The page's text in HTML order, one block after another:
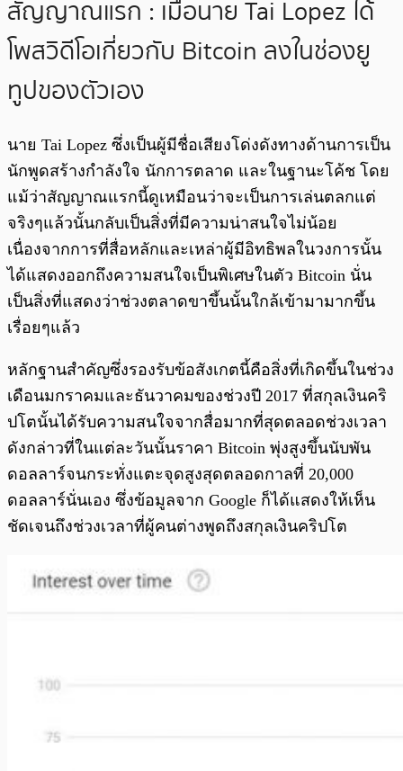
สัญญาณแรก : เมื่อนาย Tai Lopez ได้
โพสวิดีโอเกี่ยวกับ Bitcoin ลงในช่องยู
ทูปของตัวเอง
นาย Tai Lopez ซึ่งเป็นผู้มีชื่อเสียงโด่งดังทางด้านการเป็น
นักพูดสร้างกำลังใจ นักการตลาด และในฐานะโค้ช โดย
แม้ว่าสัญญาณแรกนี้ดูเหมือนว่าจะเป็นการเล่นตลกแต่
จริงๆแล้วนั้นกลับเป็นสิ่งที่มีความน่าสนใจไม่น้อย
เนื่องจากการที่สื่อหลักและเหล่าผู้มีอิทธิพลในวงการนั้น
ได้แสดงออกถึงความสนใจเป็นพิเศษในตัว Bitcoin นั่น
เป็นสิ่งที่แสดงว่าช่วงตลาดขาขึ้นนั้นใกล้เข้ามามากขึ้น
เรื่อยๆแล้ว
หลักฐานสำคัญซึ่งรองรับข้อสังเกตนี้คือสิ่งที่เกิดขึ้นในช่วง
เดือนมกราคมและธันวาคมของช่วงปี 2017 ที่สกุลเงินคริ
ปโตนั้นได้รับความสนใจจากสื่อมากที่สุดตลอดช่วงเวลา
ดังกล่าวที่ในแต่ละวันนั้นราคา Bitcoin พุ่งสูงขึ้นนับพัน
ดอลลาร์จนกระทั่งแตะจุดสูงสุดตลอดกาลที่ 20,000
ดอลลาร์นั่นเอง ซึ่งข้อมูลจาก Google ก็ได้แสดงให้เห็น
ชัดเจนถึงช่วงเวลาที่ผู้คนต่างพูดถึงสกุลเงินคริปโต